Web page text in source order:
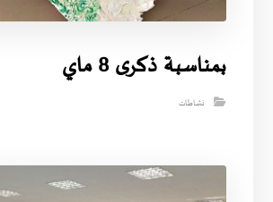
بمناسبة ذكرى 8 ماي
نشاطات